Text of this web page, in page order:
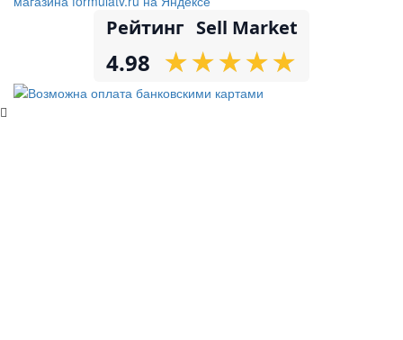
Рейтинг Sell Market
4.98 ★
★★
★★
★★
★★
★